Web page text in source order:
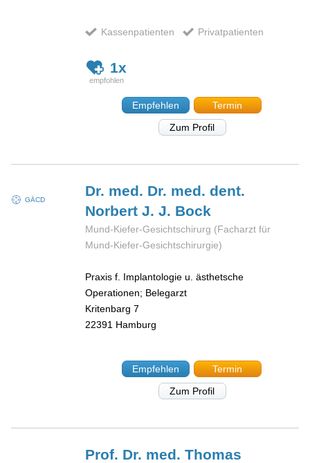
Kassenpatienten Privatpatienten
1x
Empfehlen
Termin
Zum Profil
GÄCD
Dr. med. Dr. med. dent.
Norbert J. J. Bock
Mund-Kiefer-Gesichtschirurg (Facharzt für
Mund-Kiefer-Gesichtschirurgie)
Praxis f. Implantologie u. ästhetsche
Operationen; Belegarzt
Kritenbarg 7
22391 Hamburg
Empfehlen
Termin
Zum Profil
Prof. Dr. med. Thomas